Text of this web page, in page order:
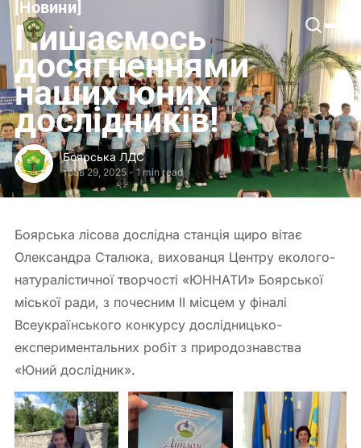
Новини
Пишаємось
досягненнями
наших юних
дослідників!
Боярська ЛДС
трав 29, 2025- 1 min read
Боярська лісова дослідна станція щиро вітає
Олександра Сталюка, вихованця Центру еколого-
натуралістичної творчості «ЮННАТИ» Боярської
міської ради, з почесним ІІ місцем у фіналі
Всеукраїнського конкурсу дослідницько-
експериментальних робіт з природознавства
«Юний дослідник».